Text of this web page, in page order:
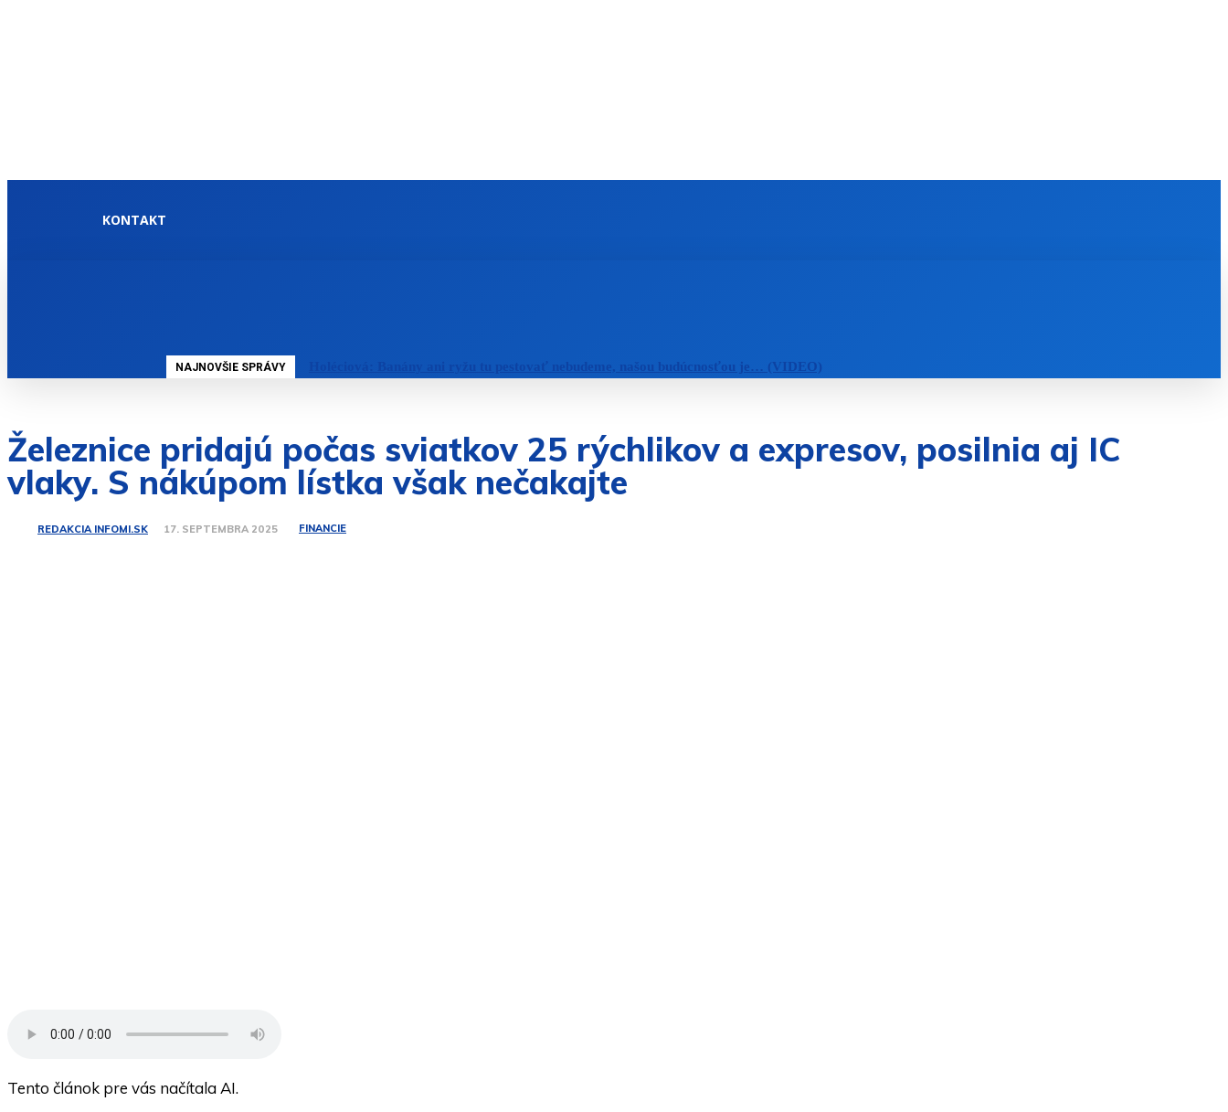
KONTAKT
NAJNOVŠIE SPRÁVY Holéciová: Banány ani ryžu tu pestovať nebudeme, našou budúcnosťou je… (VIDEO)
Železnice pridajú počas sviatkov 25 rýchlikov a expresov, posilnia aj IC
vlaky. S nákúpom lístka však nečakajte
REDAKCIA INFOMI.SK 17. SEPTEMBRA 2025 FINANCIE
Tento článok pre vás načítala AI.